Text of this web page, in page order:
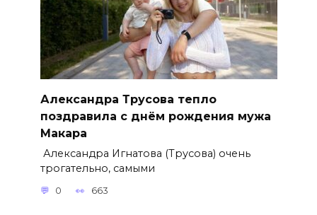
Александра Трусова тепло
поздравила с днём рождения мужа
Макара
Александра Игнатова (Трусова) очень
трогательно, самыми
0 663